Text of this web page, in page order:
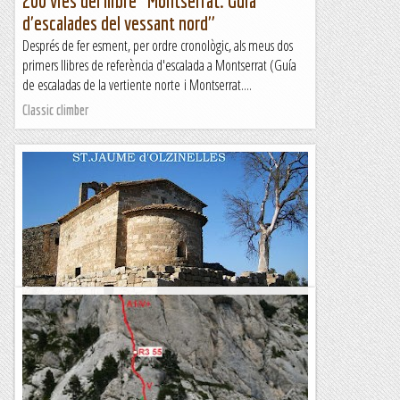
d'escalades del vessant nord"
Després de fer esment, per ordre cronològic, als meus dos
primers llibres de referència d'escalada a Montserrat (Guía
de escaladas de la vertiente norte i Montserrat....
Classic climber
St. fruitós de bages -- circular -- st.jaume
olzinelles
&nb...